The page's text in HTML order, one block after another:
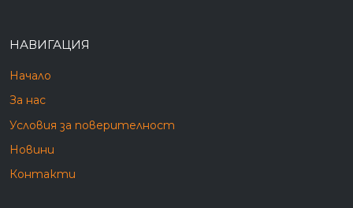
НАВИГАЦИЯ
Начало
За нас
Условия за поверителност
Новини
Контакти